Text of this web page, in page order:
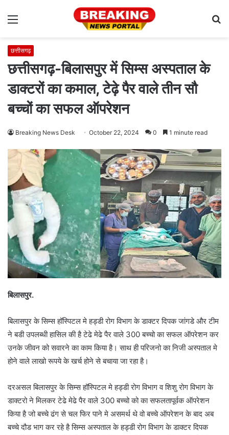
Menu
छत्तीसगढ़
छत्तीसगढ़-बिलासपुर में सिम्स अस्पताल के
डाक्टरों का कमाल, टेढ़े पैर वाले तीन सौ
बच्चों का सफल ऑपरेशन
Breaking News Desk October 22, 2024 0 1 minute read
बिलासपुर.
बिलासपुर के सिम्स हॉस्पिटल मे हड्डी रोग विभाग के डाक्टर दिपक जांगडे और टीम
ने बडी उपलब्धी हासिल की है टेढे मेढे पैर वाले 300 बच्चो का सफल ऑपरेशन कर
उनके जीवन को सवारने का काम किया है। साथ ही परिजनो का निजी अस्पताल मे
होने वाले लाखो रूपये के खर्च होने से बचाया जा रहा है।
दरअसल बिलासपुर के सिम्स हॉस्पिटल मे हड्डी रोग विभाग व शिशु रोग विभाग के
डाक्टरो ने मिलकर टेढे मेढे पैर वाले 300 बच्चो को का सफलतापूर्वक ऑपरेशन
किया है जो बच्चे ढंग से चल फिर पाने मे असमर्थ थे वो बच्चे ऑपरेशन के बाद अब
बच्चे दौड भाग कर रहे है सिम्स अस्पताल के हड्डी रोग विभाग के डाक्टर दिपक